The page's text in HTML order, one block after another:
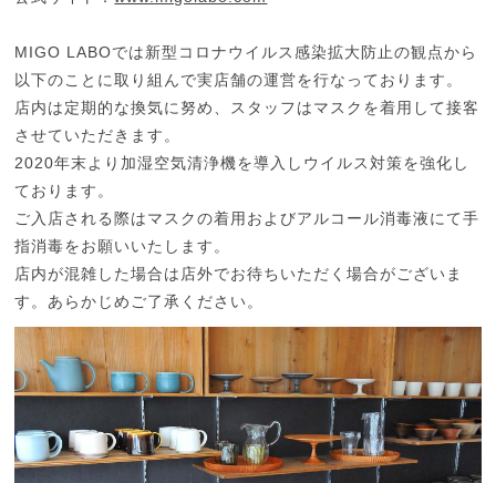
MIGO LABOでは新型コロナウイルス感染拡大防止の観点から
以下のことに取り組んで実店舗の運営を行なっております。
店内は定期的な換気に努め、スタッフはマスクを着用して接客
させていただきます。
2020年末より加湿空気清浄機を導入しウイルス対策を強化し
ております。
ご入店される際はマスクの着用およびアルコール消毒液にて手
指消毒をお願いいたします。
店内が混雑した場合は店外でお待ちいただく場合がございま
す。あらかじめご了承ください。